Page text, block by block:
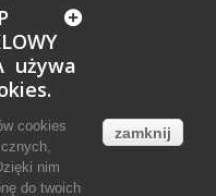
używa
cookies
nim
do twoich
zamknij